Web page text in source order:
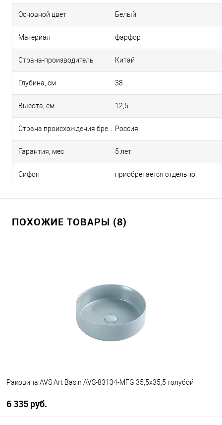
Основной цвет Белый
Материал фарфор
Страна-производитель Китай
Глубина, см 38
Высота, см 12,5
Россия
Гарантия, мес 5 лет
Сифон приобретается отдельно
ПОХОЖИЕ ТОВАРЫ (8)
Раковина AVS Art Basin AVS-83134-MFG 35,5х35,5 голубой
6 335 руб.